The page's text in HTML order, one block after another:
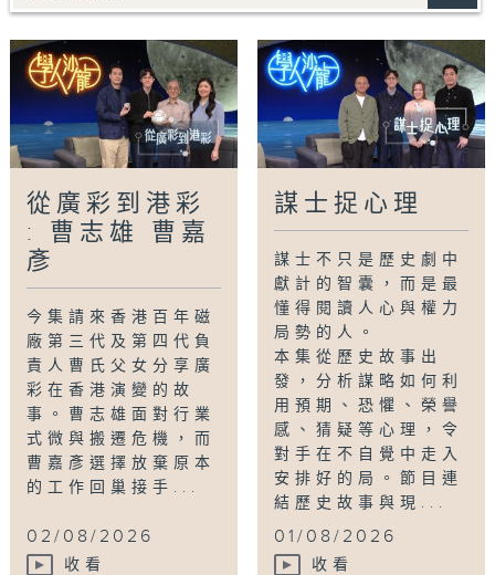
#百年磁廠#廣彩#學人沙龍#港彩#父女#傳承
Tag: 百年磁廠,廣彩,學人沙龍 港彩,父女,傳承
從廣彩到港彩
: 曹志雄 曹嘉
彥
今集請來香港百年磁
廠第三代及第四代負
責人曹氏父女分享廣
彩在香港演變的故
事。曹志雄面對行業
式微與搬遷危機，而
曹嘉彥選擇放棄原本
的工作回巢接手...
02/08/2026
收看
謀士捉心理
謀士不只是歷史劇中
獻計的智囊，而是最
懂得閱讀人心與權力
局勢的人。
本集從歷史故事出
發，分析謀略如何利
用預期、恐懼、榮譽
感、猜疑等心理，令
對手在不自覺中走入
安排好的局。節目連
結歷史故事與現...
01/08/2026
收看